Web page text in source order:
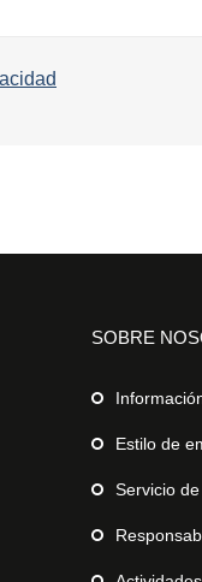
SOBRE
Estilo de
Servicio